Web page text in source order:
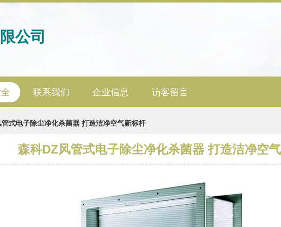
公司
联系我们 企业信息 访客留言
式电子除尘净化杀菌器 打造洁净空气新标杆
森科DZ风管式电子除尘净化杀菌器 打造洁净空